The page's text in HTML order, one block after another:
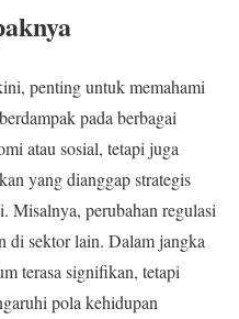
penting untuk memahami
pada berbagai
atau sosial, tetapi juga
yang dianggap strategis
Misalnya, perubahan regulasi
di sektor lain. Dalam jangka
terasa signifikan, tetapi
pola kehidupan